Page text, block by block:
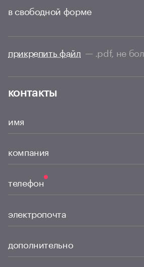
в свободной форме
прикрепить файл — .pdf, не
контакты
имя
компания
телефон
электропочта
дополнительно